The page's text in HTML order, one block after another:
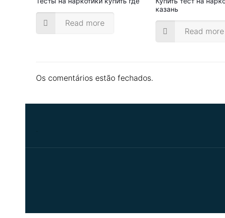
Read more
казань
Read more
Os comentários estão fechados.